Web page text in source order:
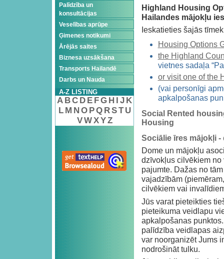
Palīdzība un
konsultācijas
Veselības aprūpe
Ģimenes notikumi
Ārējās saites
Biznesa uzsākšana
Transports Hailandē
Darbs un Nauda
A-Z LISTING
A BC D E FG H I J K
L M N O PQ RST U
VWXYZ
Highland Housing
Hailandes mājokļu
Ieskatieties šajās
Housing Options
the Highland
vietnes sadaļa
or visit one of the
(vai personīgi
apkalpošanas
Social Rented
Housing
Sociālie īres mājokļi
Dome un mājokļu
dzīvokļus cilvēkiem
pajumte. Dažas no
vajadzībām
cilvēkiem vai
Jūs varat pieteikties
pieteikuma veidlapu
apkalpošanas
palīdzība veidlapas
var noorganizēt Jums
nodrošināt tulku.